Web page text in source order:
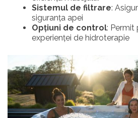
Sistemul de filtrare:
siguranța apei
Opțiuni de control: Permit
experienței de hidroterapie